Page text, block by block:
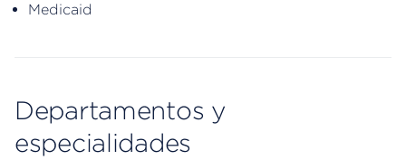
Medicaid
Departamentos y
especialidades